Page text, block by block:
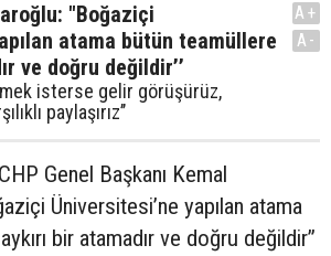
"Boğaziçi
atama bütün teamüllere
ve doğru değildir’’
isterse gelir görüşürüz,
paylaşırız’’
A+
A-
Genel Başkanı Kemal
Üniversitesi’ne yapılan atama
bir atamadır ve doğru değildir’’